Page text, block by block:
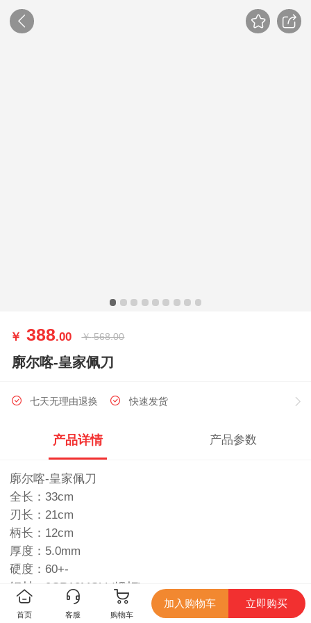
￥ 388.00 ￥ 568.00
廓尔喀-皇家佩刀
七天无理由退换 快速发货
产品详情 产品参数
廓尔喀-皇家佩刀
全长：33cm
刃长：21cm
柄长：12cm
厚度：5.0mm
硬度：60+-
钢材：9CR18MOV (锻打)
柄材：黑檀木表面：超镜光（一体龙骨）
首页 客服 购物车
加入购物车 立即购买